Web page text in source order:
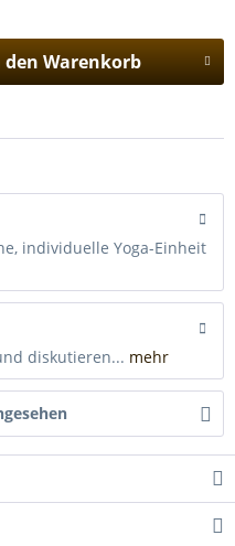
den Warenkorb
individuelle Yoga-Einheit
diskutieren... mehr